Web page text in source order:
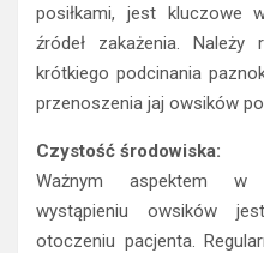
posiłkami, jest kluczowe
źródeł zakażenia.
krótkiego podcinania
przenoszenia jaj owsików
Czystość środowiska:
Ważnym aspektem w
wystąpieniu owsików
otoczeniu pacjenta.